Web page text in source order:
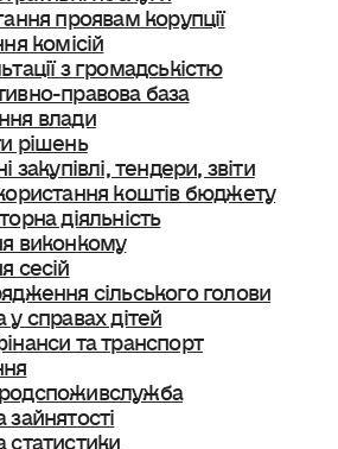
проявам корупції
комісій
з громадськістю
правова база
влади
рішень
закупівлі, тендери, звіти
коштів бюджету
діяльність
виконкому
сесій
сільського голови
справах дітей
та транспорт